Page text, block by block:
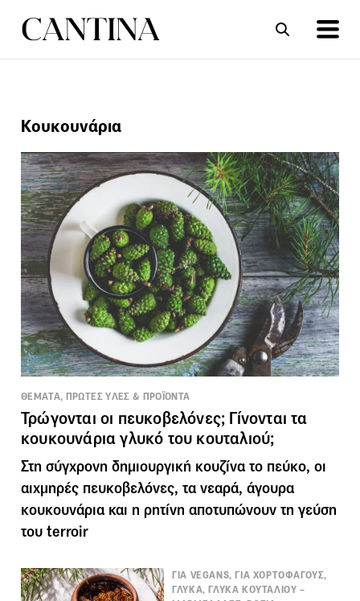
ΣΥΝΤΑΓΕΣ
Κουκουνάρια
ΘΕΜΑΤΑ, ΠΡΩΤΕΣ ΥΛΕΣ & ΠΡΟΪΟΝΤΑ
Τρώγονται οι πευκοβελόνες; Γίνονται τα
κουκουνάρια γλυκό του κουταλιού;
Στη σύγχρονη δημιουργική κουζίνα το πεύκο, οι
αιχμηρές πευκοβελόνες, τα νεαρά, άγουρα
κουκουνάρια και η ρητίνη αποτυπώνουν τη γεύση
του terroir
ΓΙΑ VEGANS, ΓΙΑ ΧΟΡΤΟΦΑΓΟΥΣ,
ΓΛΥΚΑ, ΓΛΥΚΑ ΚΟΥΤΑΛΙΟΥ –